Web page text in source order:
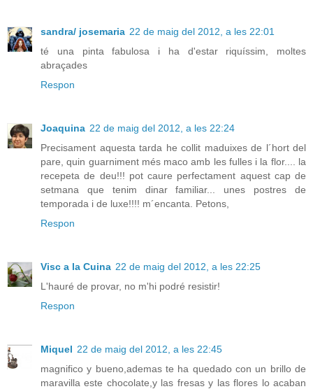
sandra/ josemaria 22 de maig del 2012, a les 22:01
té una pinta fabulosa i ha d'estar riquíssim, moltes
abraçades
Respon
Joaquina 22 de maig del 2012, a les 22:24
Precisament aquesta tarda he collit maduixes de l´hort del
pare, quin guarniment més maco amb les fulles i la flor.... la
recepeta de deu!!! pot caure perfectament aquest cap de
setmana que tenim dinar familiar... unes postres de
temporada i de luxe!!!! m´encanta. Petons,
Respon
Visc a la Cuina 22 de maig del 2012, a les 22:25
L'hauré de provar, no m'hi podré resistir!
Respon
Miquel 22 de maig del 2012, a les 22:45
magnifico y bueno,ademas te ha quedado con un brillo de
maravilla este chocolate,y las fresas y las flores lo acaban